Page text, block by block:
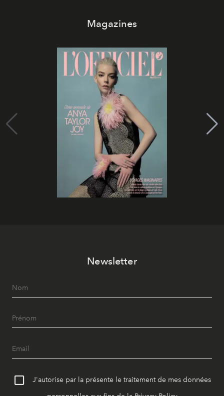
Magazines
Newsletter
J'autorise par la présente le traitement de mes données